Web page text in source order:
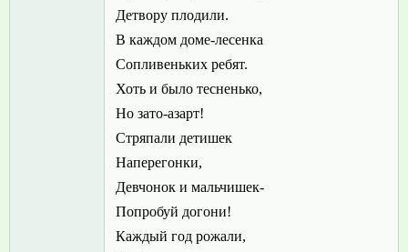
Детвору плодили.
В каждом доме-лесенка
Сопливеньких ребят.
Хоть и было тесненько,
Но зато-азарт!
Стряпали детишек
Наперегонки,
Девчонок и мальчишек-
Попробуй догони!
Каждый год рожали,